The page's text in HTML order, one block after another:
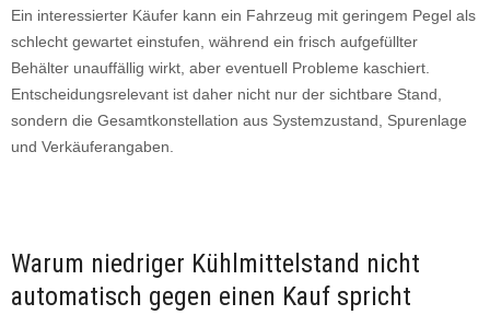
Ein interessierter Käufer kann ein Fahrzeug mit geringem Pegel als
schlecht gewartet einstufen, während ein frisch aufgefüllter
Behälter unauffällig wirkt, aber eventuell Probleme kaschiert.
Entscheidungsrelevant ist daher nicht nur der sichtbare Stand,
sondern die Gesamtkonstellation aus Systemzustand, Spurenlage
und Verkäuferangaben.
Warum niedriger Kühlmittelstand nicht
automatisch gegen einen Kauf spricht